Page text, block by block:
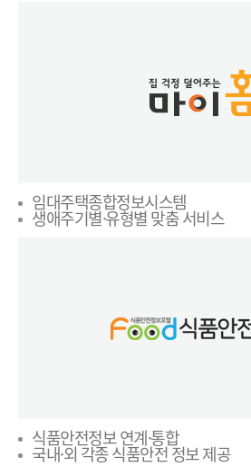
임대주택종합정보시스템
생애주기별·유형별 맞춤 서비스
식품안전정보 연계·통합
국내·외 각종 식품안전 정보 제공